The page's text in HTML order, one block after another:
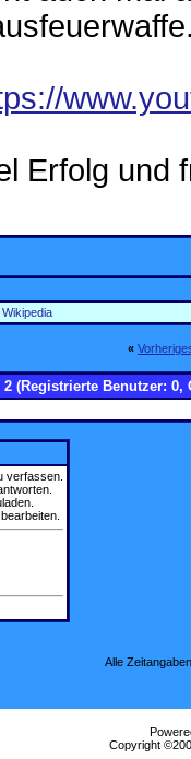
Erfolg und
Wikipedia
«
2 (Registrierte Benutzer: 0,
verfassen.
Alle
Copyright